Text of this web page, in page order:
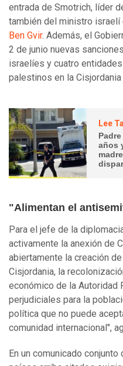
entrada de Smotrich, líder
también del ministro israelí
Ben Gvir. Además, el
2 de junio nuevas
israelíes y cuatro
palestinos en la Cisjordania
Lee
años
"Alimentan el
Para el jefe de la
activamente la anexión de
abiertamente la creación
Cisjordania, la
económico de la Autoridad
perjudiciales para la
política que no puede
comunidad internacional",
En un comunicado